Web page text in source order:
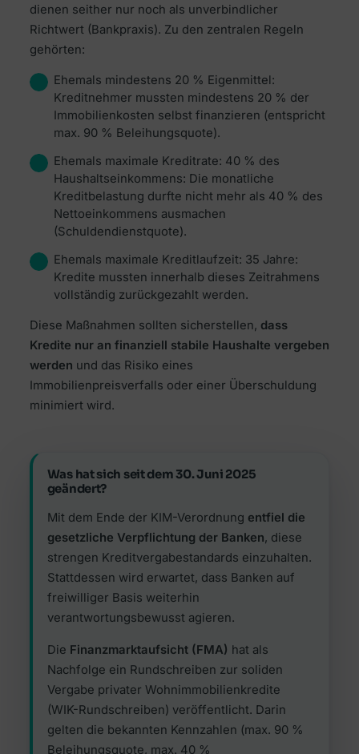
dienen seither nur noch als unverbindlicher
Richtwert (Bankpraxis). Zu den zentralen Regeln
gehörten:
Ehemals mindestens 20 % Eigenmittel:
Kreditnehmer mussten mindestens 20 % der
Immobilienkosten selbst finanzieren (entspricht
max. 90 % Beleihungsquote).
Ehemals maximale Kreditrate: 40 % des
Haushaltseinkommens: Die monatliche
Kreditbelastung durfte nicht mehr als 40 % des
Nettoeinkommens ausmachen
(Schuldendienstquote).
Ehemals maximale Kreditlaufzeit: 35 Jahre:
Kredite mussten innerhalb dieses Zeitrahmens
vollständig zurückgezahlt werden.
Diese Maßnahmen sollten sicherstellen, dass
Kredite nur an finanziell stabile Haushalte vergeben
werden und das Risiko eines
Immobilienpreisverfalls oder einer Überschuldung
minimiert wird.
Was hat sich seit dem 30. Juni 2025
geändert?
Mit dem Ende der KIM-Verordnung entfiel die
gesetzliche Verpflichtung der Banken, diese
strengen Kreditvergabestandards einzuhalten.
Stattdessen wird erwartet, dass Banken auf
freiwilliger Basis weiterhin
verantwortungsbewusst agieren.
Die Finanzmarktaufsicht (FMA) hat als
Nachfolge ein Rundschreiben zur soliden
Vergabe privater Wohnimmobilienkredite
(WIK-Rundschreiben) veröffentlicht. Darin
gelten die bekannten Kennzahlen (max. 90 %
Beleihungsquote, max. 40 %